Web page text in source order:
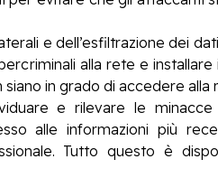
e dell’esfiltrazione dei
alla rete e installare
in grado di accedere alla
e rilevare le
alle informazioni più
Tutto questo è